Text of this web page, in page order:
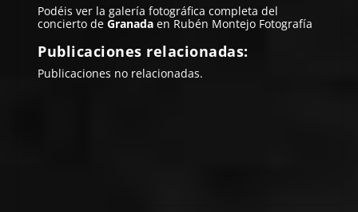
Podéis ver la galería fotográfica completa del
concierto deGranadaen Rubén Montejo Fotografía
Publicaciones relacionadas:
Publicaciones no relacionadas.